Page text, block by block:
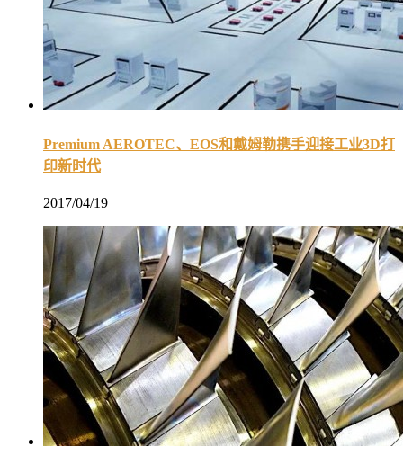
Premium AEROTEC、EOS和戴姆勒携手迎接工业3D打
印新时代
2017/04/19